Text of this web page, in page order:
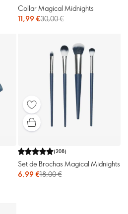
Collar Magical Midnights
11,99 €30,00 €
(208)
Set de Brochas Magical Midnights
6,99 €18,00 €